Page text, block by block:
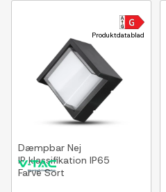
Produktdatablad
Dæmpbar Nej
IP klassifikation IP65
FarveSort